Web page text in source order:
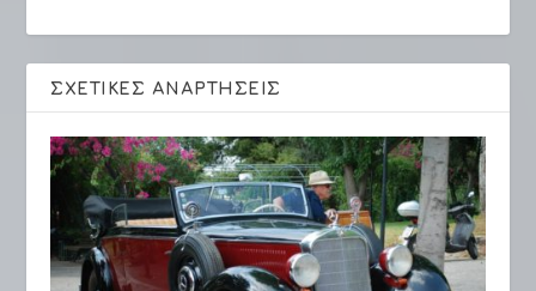
ΣΧΕΤΙΚΈΣ ΑΝΑΡΤΉΣΕΙΣ